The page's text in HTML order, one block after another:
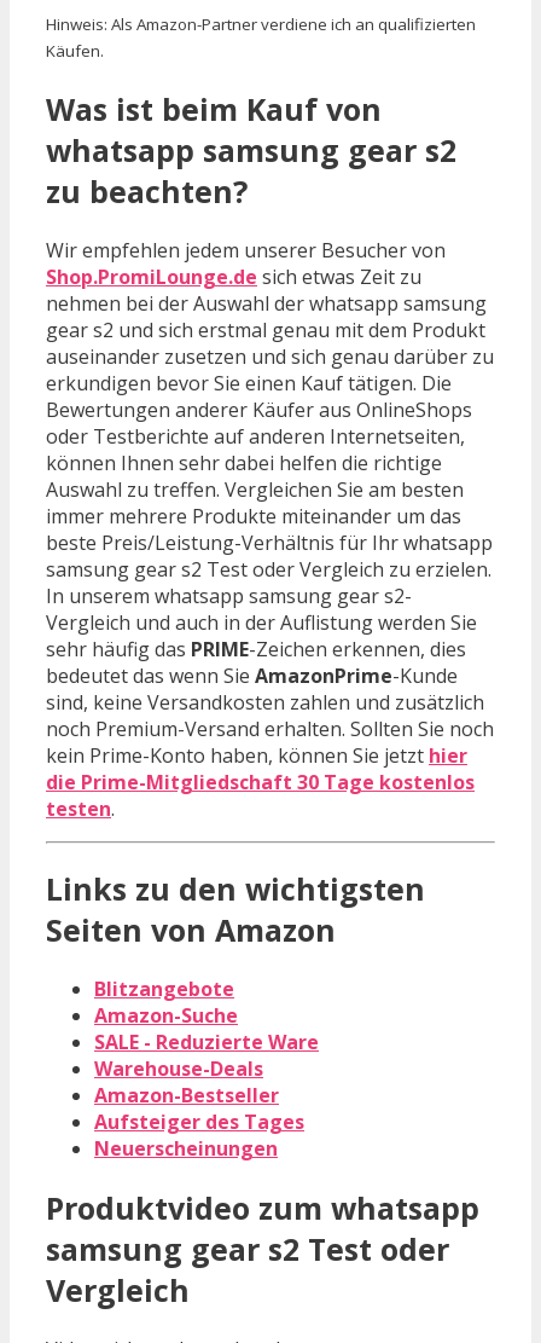
Hinweis: Als Amazon-Partner verdiene ich an qualifizierten
Käufen.
Was ist beim Kauf von
whatsapp samsung gear s2
zu beachten?
Wir empfehlen jedem unserer Besucher von
Shop.PromiLounge.de sich etwas Zeit zu
nehmen bei der Auswahl der whatsapp samsung
gear s2 und sich erstmal genau mit dem Produkt
auseinander zusetzen und sich genau darüber zu
erkundigen bevor Sie einen Kauf tätigen. Die
Bewertungen anderer Käufer aus OnlineShops
oder Testberichte auf anderen Internetseiten,
können Ihnen sehr dabei helfen die richtige
Auswahl zu treffen. Vergleichen Sie am besten
immer mehrere Produkte miteinander um das
beste Preis/Leistung-Verhältnis für Ihr whatsapp
samsung gear s2 Test oder Vergleich zu erzielen.
In unserem whatsapp samsung gear s2-
Vergleich und auch in der Auflistung werden Sie
sehr häufig das PRIME-Zeichen erkennen, dies
bedeutet das wenn Sie AmazonPrime-Kunde
sind, keine Versandkosten zahlen und zusätzlich
noch Premium-Versand erhalten. Sollten Sie noch
kein Prime-Konto haben, können Sie jetzt hier
die Prime-Mitgliedschaft 30 Tage kostenlos
testen.
Links zu den wichtigsten
Seiten von Amazon
Blitzangebote
Amazon-Suche
SALE - Reduzierte Ware
Warehouse-Deals
Amazon-Bestseller
Aufsteiger des Tages
Neuerscheinungen
Produktvideo zum whatsapp
samsung gear s2 Test oder
Vergleich